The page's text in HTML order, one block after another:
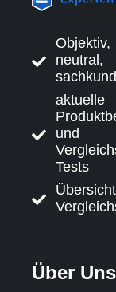
Objektiv,
neutral,
aktuelle
und
Tests
Über Uns